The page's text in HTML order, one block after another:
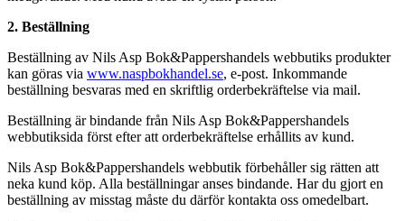
2. Beställning
Beställning av Nils Asp Bok&Pappershandels webbutiks produkter
kan göras via www.naspbokhandel.se, e-post. Inkommande
beställning besvaras med en skriftlig orderbekräftelse via mail.
Beställning är bindande från Nils Asp Bok&Pappershandels
webbutiksida först efter att orderbekräftelse erhållits av kund.
Nils Asp Bok&Pappershandels webbutik förbehåller sig rätten att
neka kund köp. Alla beställningar anses bindande. Har du gjort en
beställning av misstag måste du därför kontakta oss omedelbart.